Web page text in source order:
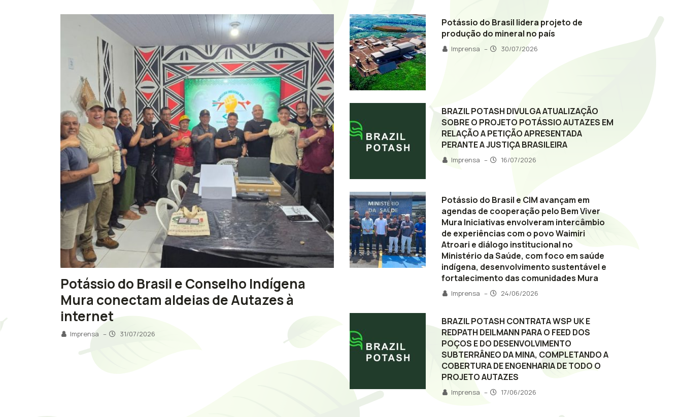
Potássio do Brasil e Conselho Indígena
Mura conectam aldeias de Autazes à
internet
Imprensa – 31/07/2026
Potássio do Brasil lidera projeto de
produção do mineral no país
Imprensa – 30/07/2026
BRAZIL POTASH DIVULGA ATUALIZAÇÃO
SOBRE O PROJETO POTÁSSIO AUTAZES EM
RELAÇÃO A PETIÇÃO APRESENTADA
PERANTE A JUSTIÇA BRASILEIRA
Imprensa – 16/07/2026
Potássio do Brasil e CIM avançam em
agendas de cooperação pelo Bem Viver
Mura Iniciativas envolveram intercâmbio
de experiências com o povo Waimiri
Atroari e diálogo institucional no
Ministério da Saúde, com foco em saúde
indígena, desenvolvimento sustentável e
fortalecimento das comunidades Mura
Imprensa – 24/06/2026
BRAZIL POTASH CONTRATA WSP UK E
REDPATH DEILMANN PARA O FEED DOS
POÇOS E DO DESENVOLVIMENTO
SUBTERRÂNEO DA MINA, COMPLETANDO A
COBERTURA DE ENGENHARIA DE TODO O
PROJETO AUTAZES
Imprensa – 17/06/2026